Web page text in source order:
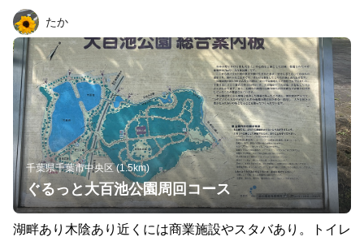
トイレはわりに綺麗。四季折々の草花が楽しめます。駐車
場は前払い400円（2026.7現在）開園時間が8:30〜17時
（冬は16:30）のため早朝と夜 は走れません。
たか
千葉県千葉市中央区 (1.5km)
ぐるっと大百池公園周回コース
湖畔あり木陰あり近くには商業施設やスタバあり。トイレ